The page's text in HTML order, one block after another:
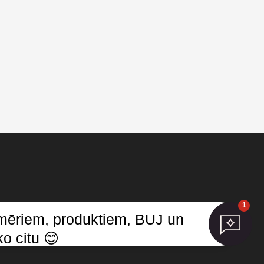
1
produktiem, BUJ un
citu 😊